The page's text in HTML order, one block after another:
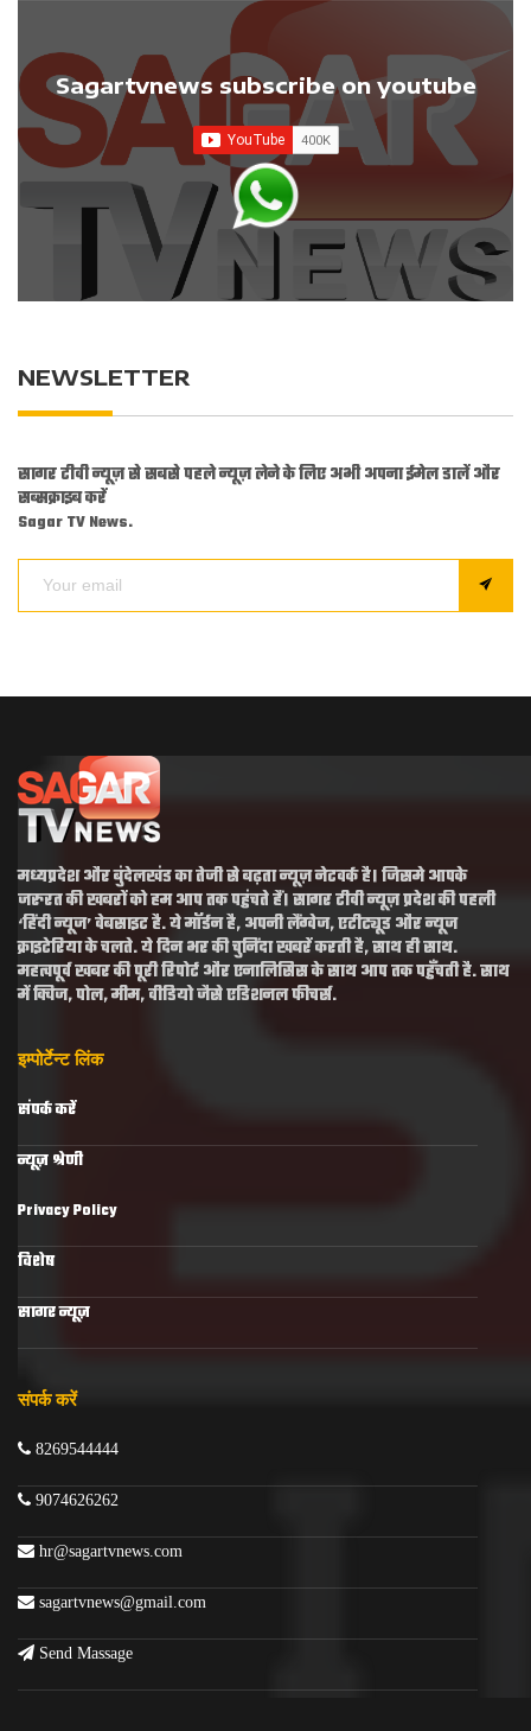
Sagartvnews subscribe on youtube
NEWSLETTER
सागर टीवी न्यूज़ से सबसे पहले न्यूज़ लेने के लिए अभी अपना ईमेल डालें और
सब्सक्राइब करें
Sagar TV News.
मध्यप्रदेश और बुंदेलखंड का तेजी से बढ़ता न्यूज़ नेटवर्क है। जिसमे आपके
जरुरत की खबरों को हम आप तक पहुंचते हैं। सागर टीवी न्यूज़ प्रदेश की पहली
‘हिंदी न्यूज’ वेबसाइट है. ये मॉर्डन है, अपनी लैंग्वेज, एटीट्यूड और न्यूज
क्राइटेरिया के चलते. ये दिन भर की चुनिंदा खबरें करती है, साथ ही साथ.
महत्वपूर्व खबर की पूरी रिपोर्ट और एनालिसिस के साथ आप तक पहुँचती है. साथ
में क्विज, पोल, मीम, वीडियो जैसे एडिशनल फीचर्स.
इम्पोर्टेन्ट लिंक
संपर्क करें
न्यूज़ श्रेणी
Privacy Policy
विशेष
सागर न्यूज़
संपर्क करें
8269544444
9074626262
hr@sagartvnews.com
sagartvnews@gmail.com
Send Massage